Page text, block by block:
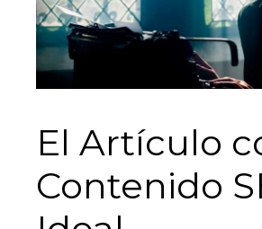
El Artículo
Contenido